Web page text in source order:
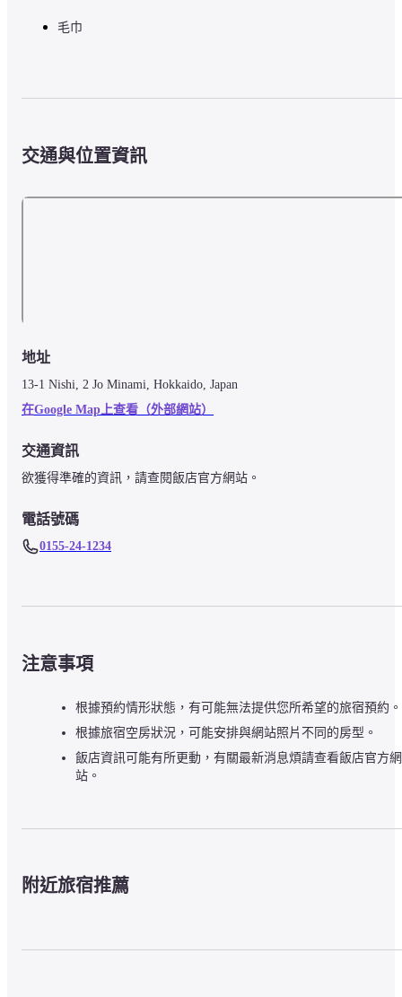
毛巾
交通與位置資訊
地址
13-1 Nishi, 2 Jo Minami, Hokkaido, Japan
在Google Map上查看（外部網站）
交通資訊
欲獲得準確的資訊，請查閱飯店官方網站。
電話號碼
0155-24-1234
注意事項
根據預約情形狀態，有可能無法提供您所希望的旅宿預約。
根據旅宿空房狀況，可能安排與網站照片不同的房型。
飯店資訊可能有所更動，有關最新消息煩請查看飯店官方網
站。
附近旅宿推薦